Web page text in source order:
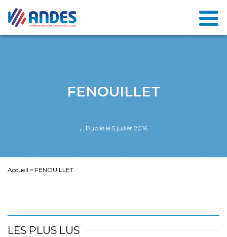
FENOUILLET
, , Publié le 5 juillet 2016
Accueil > FENOUILLET
LES PLUS LUS